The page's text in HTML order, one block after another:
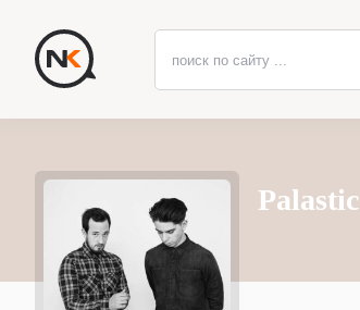
Palastic